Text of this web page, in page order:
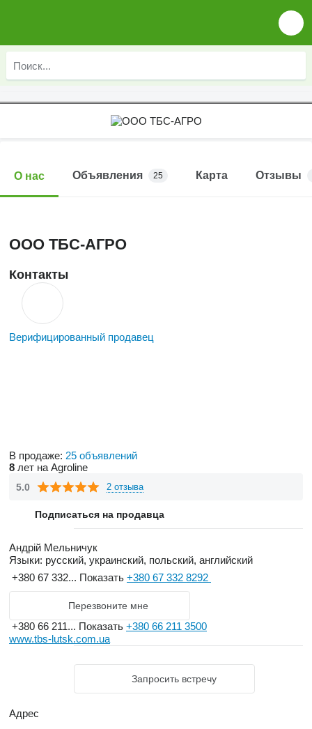
О нас Объявления 25 Карта Отзывы
ООО ТБС-АГРО
Контакты
Верифицированный продавец
В продаже: 25 объявлений
8 лет на Agroline
5.0 2 отзыва
Подписаться на продавца
Андрій Мельничук
Языки: русский, украинский, польский, английский
+380 67 332... Показать +380 67 332 8292
Перезвоните мне
+380 66 211... Показать +380 66 211 3500
www.tbs-lutsk.com.ua
Запросить встречу
Адрес